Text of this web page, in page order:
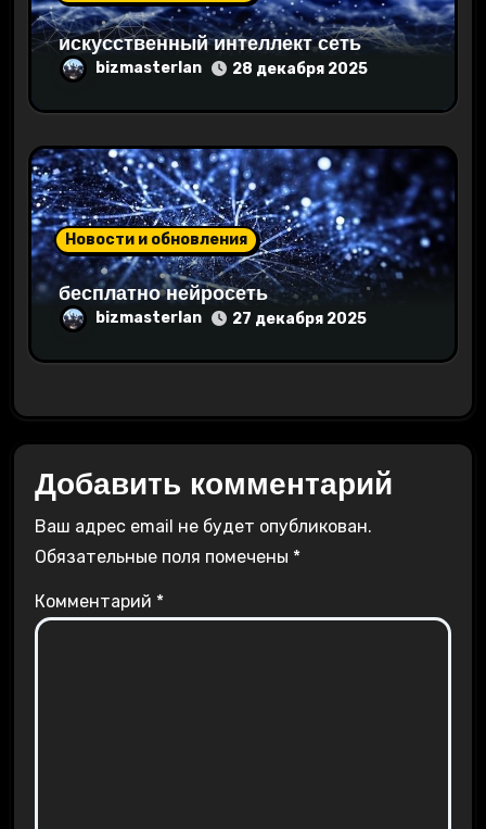
искусственный интеллект сеть
bizmasterlan 28 декабря 2025
Новости и обновления
бесплатно нейросеть
bizmasterlan 27 декабря 2025
Добавить комментарий
Ваш адрес email не будет опубликован.
Обязательные поля помечены *
Комментарий *